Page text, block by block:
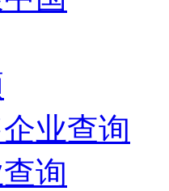
业查询
询